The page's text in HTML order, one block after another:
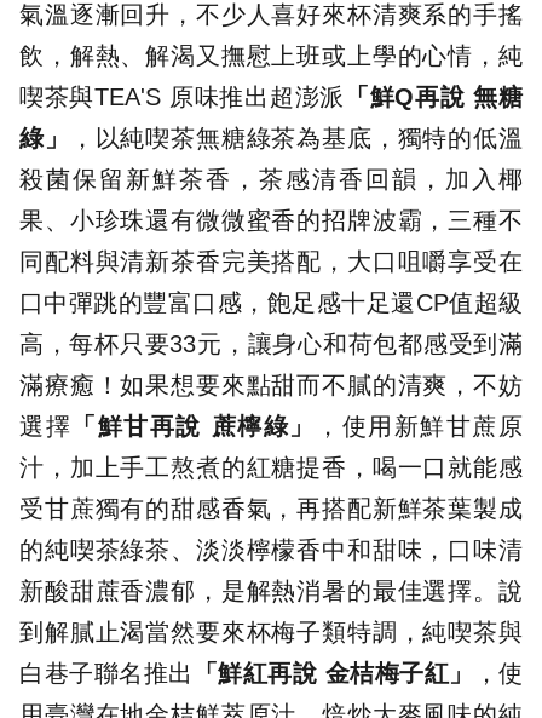
氣溫逐漸回升，不少人喜好來杯清爽系的手搖
飲，解熱、解渴又撫慰上班或上學的心情，純
喫茶與TEA'S 原味推出超澎派 「 鮮Q再說 無糖
綠」
，以純喫茶無糖綠茶為基底，獨特的低溫
殺菌保留新鮮茶香，茶感清香回韻，加入椰
果、小珍珠還有微微蜜香的招牌波霸，三種不
同配料與清新茶香完美搭配，大口咀嚼享受在
口中彈跳的豐富口感，飽足感十足還CP值超級
高，每杯只要33元，讓身心和荷包都感受到滿
滿療癒！如果想要來點甜而不膩的清爽，不妨
選擇 「鮮甘再說 蔗檸綠」
，使用新鮮甘蔗原
汁，加上手工熬煮的紅糖提香，喝一口就能感
受甘蔗獨有的甜感香氣，再搭配新鮮茶葉製成
的純喫茶綠茶、淡淡檸檬香中和甜味，口味清
新酸甜蔗香濃郁，是解熱消暑的最佳選擇。說
到解膩止渴當然要來杯梅子類特調，純喫茶與
白巷子聯名推出
「鮮紅再說 金桔梅子紅」
，使